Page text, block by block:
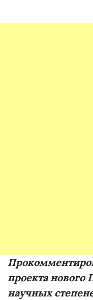
проекта
научных